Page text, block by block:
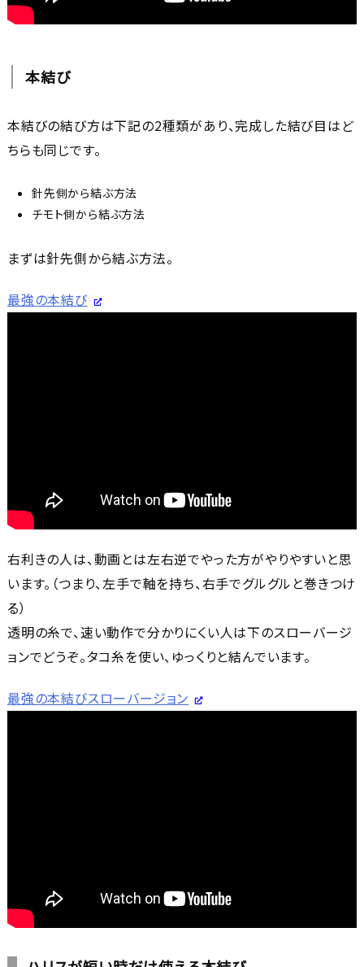
本結び
本結びの結び方は下記の2種類があり、完成した結び目はど
ちらも同じです。
針先側から結ぶ方法
チモト側から結ぶ方法
まずは針先側から結ぶ方法。
最強の本結び
右利きの人は、動画とは左右逆でやった方がやりやすいと思
います。（つまり、左手で軸を持ち、右手でグルグルと巻きつけ
る）
透明の糸で、速い動作で分かりにくい人は下のスローバージ
ョンでどうぞ。タコ糸を使い、ゆっくりと結んでいます。
最強の本結びスローバージョン